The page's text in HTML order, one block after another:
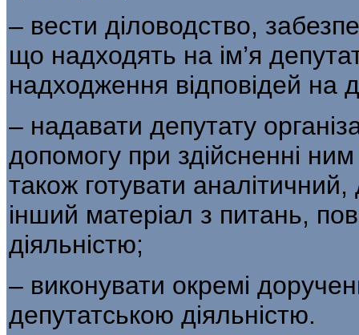
– вести діловодство,
що надходять на ім’я
надходження відповідей на
– надавати депутату
допомогу при здійсненні
також готувати
інший матеріал з питань,
діяльністю;
– виконувати окремі
депутатською діяльністю.